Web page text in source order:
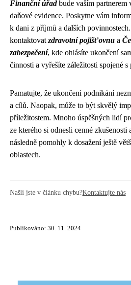
Finanční úřadbude vaším partnerem
daňové evidence. Poskytne vám
k dani z příjmů a dalších
kontaktovat zdravotní pojišťovnu a
zabezpečení, kde ohlásíte ukončení
činnosti a vyřešíte záležitosti spojené
Pamatujte, že ukončení podnikání
a cílů. Naopak, může to být skvělý
příležitostem. Mnoho úspěšných lidí
ze kterého si odnesli cenné zkušenosti
následně pomohly k dosažení ještě
oblastech.
Našli jste v článku chybu?Kontaktujte nás
Publikováno: 30. 11. 2024